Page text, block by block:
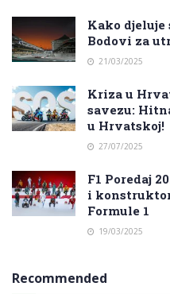
Kako djeluje
Bodovi za
21/03/2025
Kriza u
savezu:
u Hrvatskoj!
27/07/2025
F1 Poredaj
i
Formule 1
19/03/2025
Recommended